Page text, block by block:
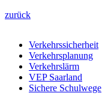
zurück
Verkehrssicherheit
Verkehrsplanung
Verkehrslärm
VEP Saarland
Sichere Schulwege